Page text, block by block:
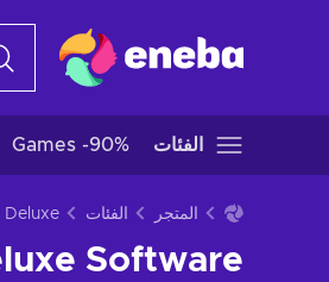
الفئات Games -90%
المتجر الفئات
Software